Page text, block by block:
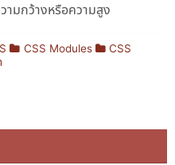
มกว้างหรือความสูง
CSS Modules
CSS